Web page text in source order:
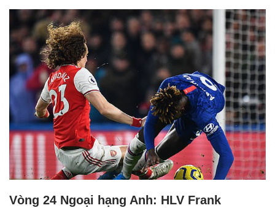
Vòng 24 Ngoại hạng Anh: HLV Frank